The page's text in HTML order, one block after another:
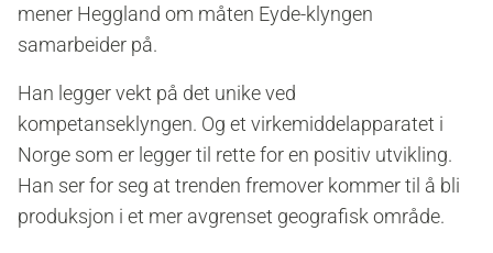
mener Heggland om måten Eyde-klyngen
samarbeider på.
Han legger vekt på det unike ved
kompetanseklyngen. Og et virkemiddelapparatet i
Norge som er legger til rette for en positiv utvikling.
Han ser for seg at trenden fremover kommer til å bli
produksjon i et mer avgrenset geografisk område.